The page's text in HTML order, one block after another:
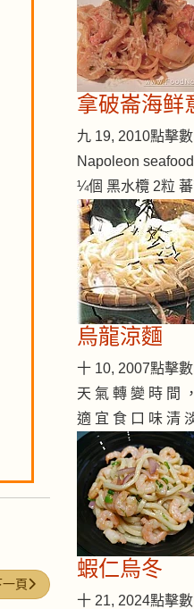
一篇文章: 淮山雪耳番薯糖水
一頁
拿破崙海鲜
九 19, 2010點擊
Napoleon
¼個 黑水欖 2粒
烏龍涼麵
十 10, 2007點擊
天 氣 轉 變 時 間
適 宜 食 口 味 清
蝦仁烏冬
十 21, 2024點擊